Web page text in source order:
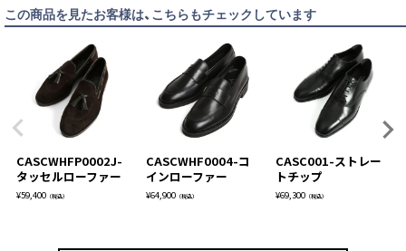
この商品を見たお客様は、こちらもチェックしています
CASCWHFP0002J-
タッセルローファー
¥59,400 （税込）
CASCWHF0004-コ
インローファー
¥64,900 （税込）
CASC001-ストレー
トチップ
¥69,300 （税込）